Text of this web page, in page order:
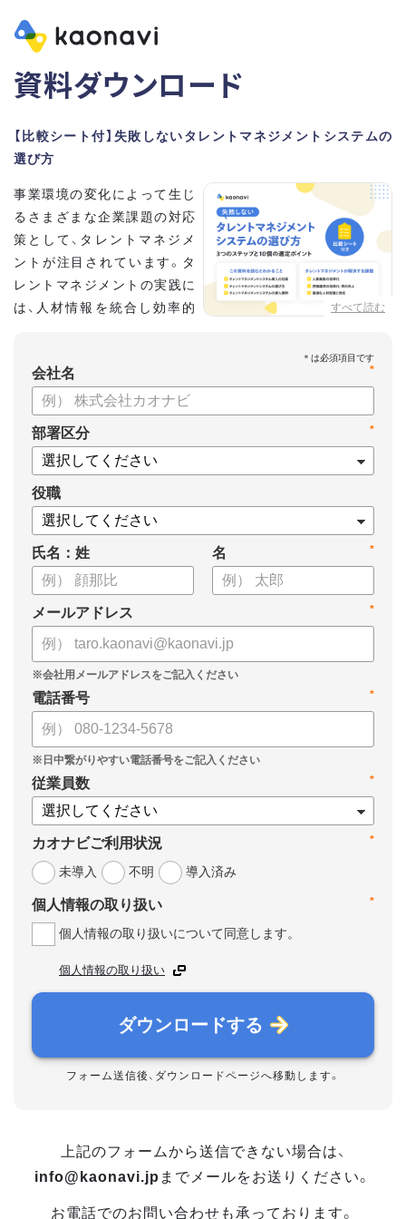
資料ダウンロード
【比較シート付】失敗しないタレントマネジメントシステムの
選び方
すべて読む
事業環境の変化によって生じ
るさまざまな企業課題の対応
策として、タレントマネジメ
ントが注目されています。タ
レントマネジメントの実践に
は、人材情報を統合し効率的
・タレントマネジメントが必要な企業の特徴
・タレントマネジメントシステム導入を検討する際の10個の選
定ポイント
・システム導入までの3つのステップ
についてまとめています。ぜひお役立てください。
*
会社名
*
部署区分
役職
氏名：姓 *
名
*
メールアドレス
*
電話番号
*
従業員数
*
カオナビご利用状況
未導入
不明 導入済み
*
個人情報の取り扱い
個人情報の取り扱いについて同意します。
個人情報の取り扱い
ダウンロードする
フォーム送信後、ダウンロードページへ移動します。
上記のフォームから送信できない場合は、
info@kaonavi.jp までメールをお送りください。
お電話でのお問い合わせも承っております。